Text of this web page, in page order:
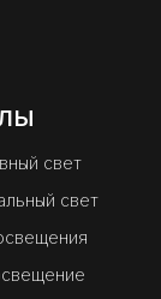
свет
свет